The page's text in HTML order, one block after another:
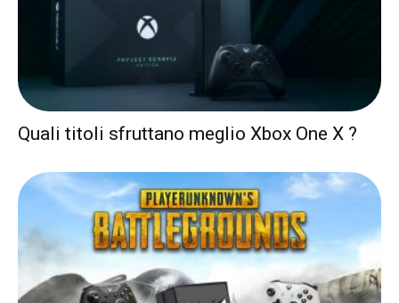
Quali titoli sfruttano meglio Xbox One X ?